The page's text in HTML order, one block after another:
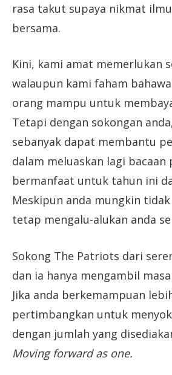
rasa takut supaya nikmat
bersama.
Kini, kami amat memerlukan
walaupun kami faham
orang mampu untuk
Tetapi dengan sokongan
sebanyak dapat membantu
dalam meluaskan lagi bacaan
bermanfaat untuk tahun ini
Meskipun anda mungkin
tetap mengalu-alukan anda
Sokong The Patriots dari
dan ia hanya mengambil
Jika anda berkemampuan
pertimbangkan untuk
dengan jumlah yang
Moving forward as one.